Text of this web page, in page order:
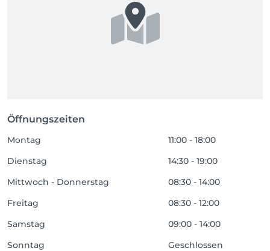
Öffnungszeiten
Montag
11:00 - 18:00
Dienstag
14:30 - 19:00
Mittwoch - Donnerstag
08:30 - 14:00
Freitag
08:30 - 12:00
Samstag
09:00 - 14:00
Sonntag
Geschlossen